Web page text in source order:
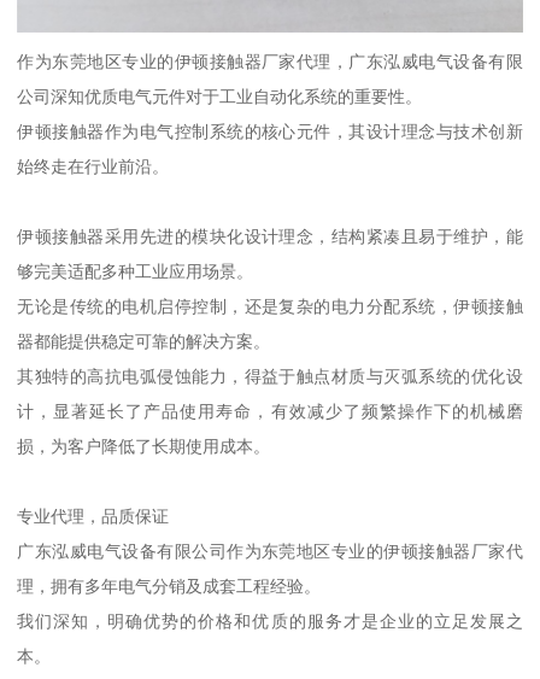
作为东莞地区专业的伊顿接触器厂家代理，广东泓威电气设备有限
公司深知优质电气元件对于工业自动化系统的重要性。
伊顿接触器作为电气控制系统的核心元件，其设计理念与技术创新
始终走在行业前沿。
伊顿接触器采用先进的模块化设计理念，结构紧凑且易于维护，能
够完美适配多种工业应用场景。
无论是传统的电机启停控制，还是复杂的电力分配系统，伊顿接触
器都能提供稳定可靠的解决方案。
其独特的高抗电弧侵蚀能力，得益于触点材质与灭弧系统的优化设
计，显著延长了产品使用寿命，有效减少了频繁操作下的机械磨
损，为客户降低了长期使用成本。
专业代理，品质保证
广东泓威电气设备有限公司作为东莞地区专业的伊顿接触器厂家代
理，拥有多年电气分销及成套工程经验。
我们深知，明确优势的价格和优质的服务才是企业的立足发展之
本。